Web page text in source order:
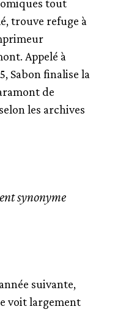
tout
trouve refuge à
Appelé à
Sabon finalise la
de
les archives
synonyme
suivante,
voit largement